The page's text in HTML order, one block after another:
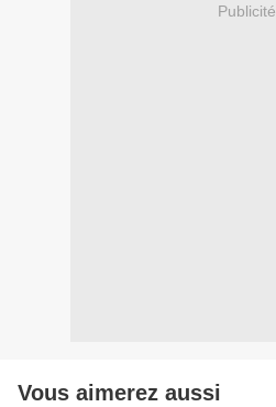
Publicité
Vous aimerez aussi